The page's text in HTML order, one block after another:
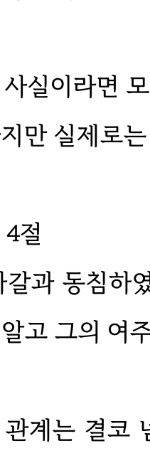
실이라면
만 실제로
절
갈과 동침하
고 그의 여
계는 결코